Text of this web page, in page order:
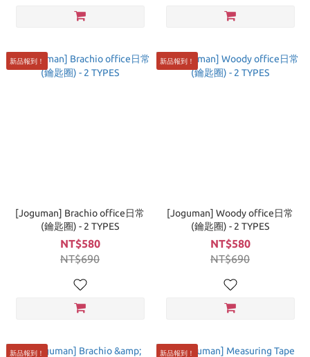
新品報到！
[Joguman] Brachio office日常
(鑰匙圈) - 2 TYPES
NT$580
NT$690
新品報到！
[Joguman] Woody office日常
(鑰匙圈) - 2 TYPES
NT$580
NT$690
新品報到！ 新品報到！